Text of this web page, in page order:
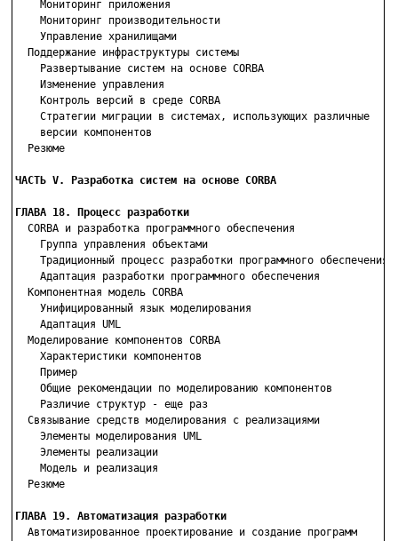
    Мониторинг приложения
    Мониторинг производительности
    Управление хранилищами
  Поддержание инфраструктуры системы
    Развертывание систем на основе CORBA
    Изменение управления
    Контроль версий в среде CORBA
    Стратегии миграции в системах, использующих различные
    версии компонентов
  Резюме
ЧАСТЬ V. Разработка систем на основе CORBA
ГЛАВА 18. Процесс разработки
CORBA и разработка программного обеспечения
    Группа управления объектами
    Традиционный процесс разработки программного обеспечения
    Адаптация разработки программного обеспечения
  Компонентная модель CORBA
    Унифицированный язык моделирования
    Адаптация UML
  Моделирование компонентов CORBA
    Характеристики компонентов
    Пример
    Общие рекомендации по моделированию компонентов
    Различие структур - еще раз
  Связывание средств моделирования с реализациями
    Элементы моделирования UML
    Элементы реализации
    Модель и реализация
  Резюме
ГЛАВА 19. Автоматизация разработки
Автоматизированное проектирование и создание программ